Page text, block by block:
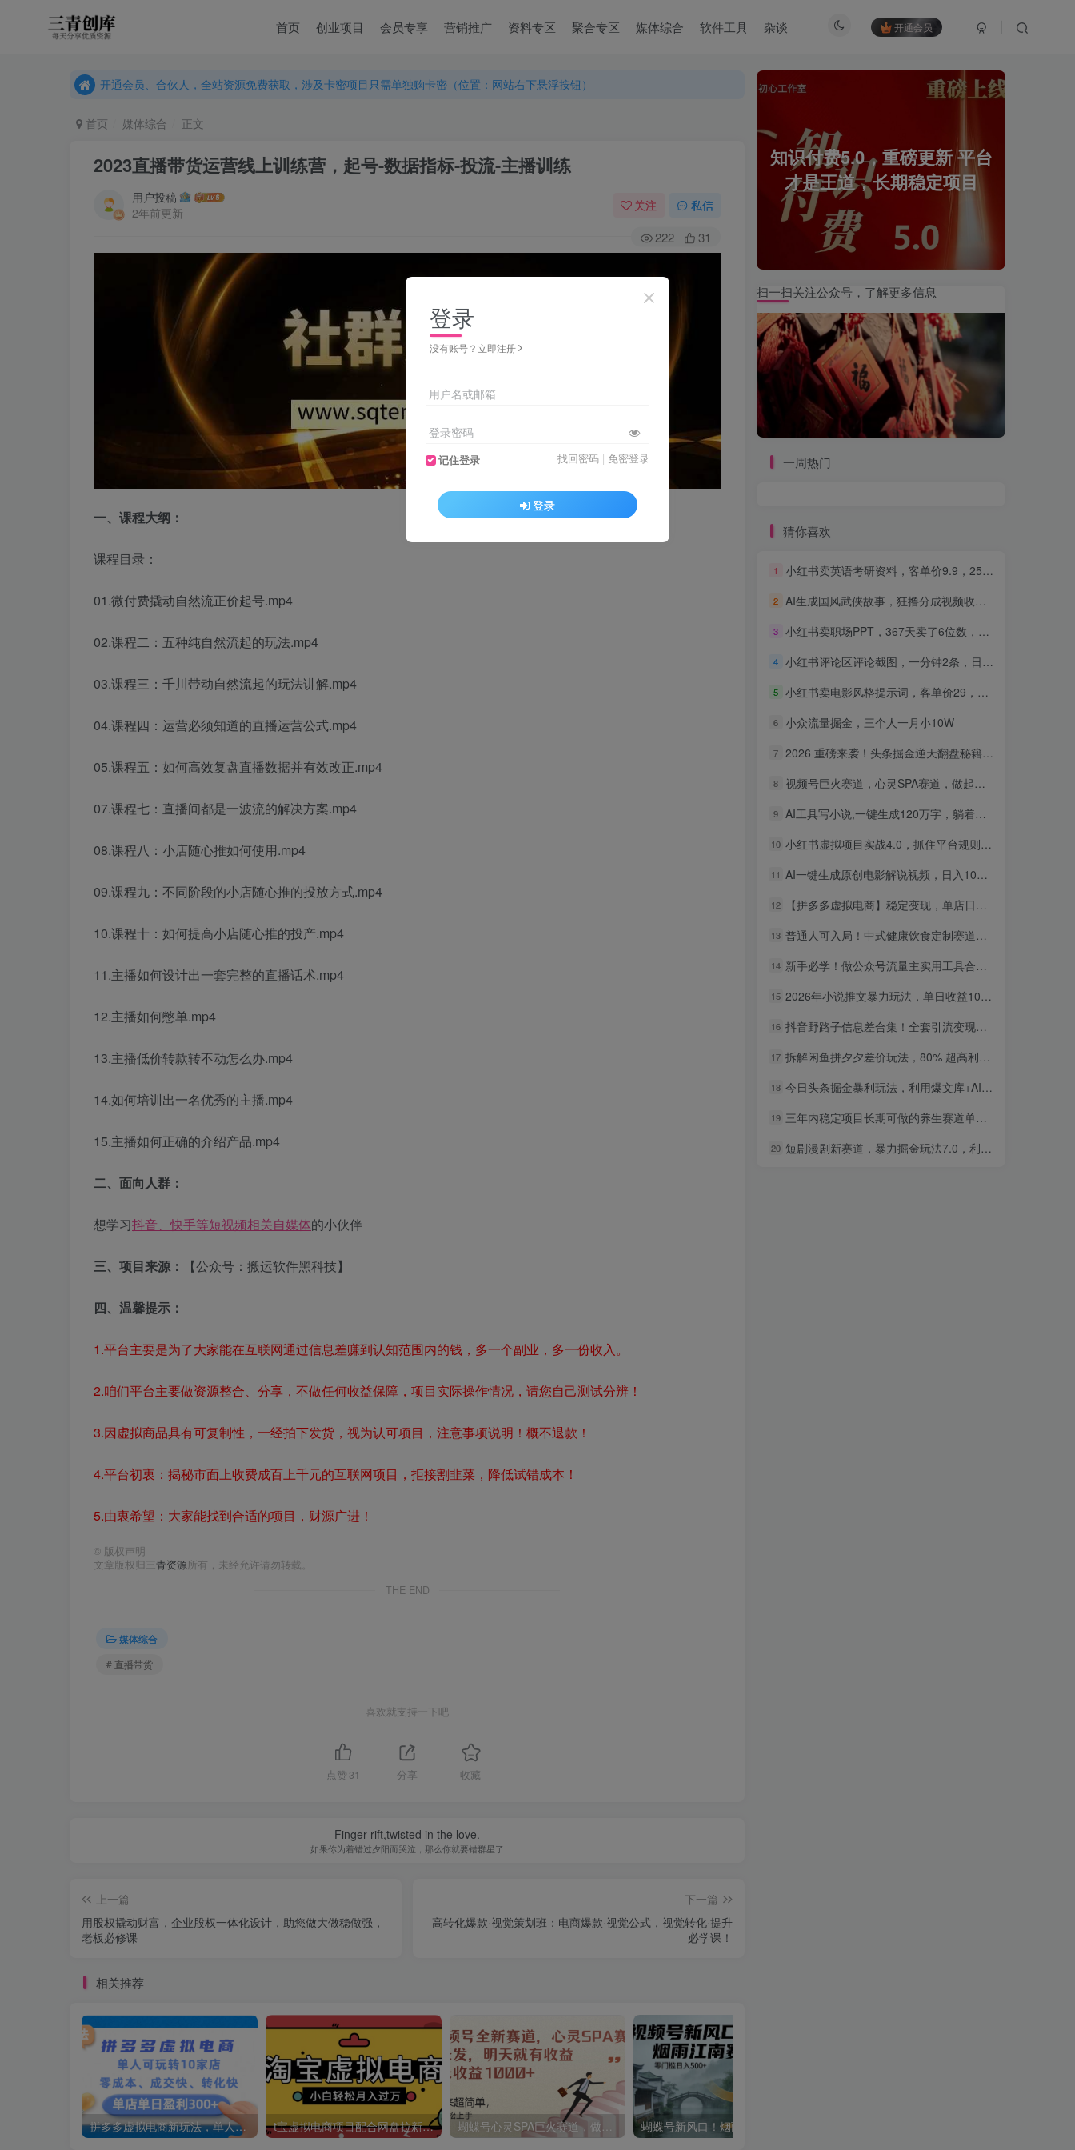
开通会员
首页 创业项目 会员专享 营销推广 资料专区 聚合专区 媒体综合 软件工具 杂谈
开通会员、合伙人，全站资源免费获取，涉及卡密项目只需单独购卡密（位置：网站右下悬浮按钮）
开通会员、合伙人，全站资源免费获取，涉及卡密项目只需单独购卡密（位置：网站右下悬浮按钮）
首页 媒体综合 正文
2023直播带货运营线上训练营，起号-数据指标-投流-主播训练
用户投稿
2年前更新
关注 私信
222 31
一、课程大纲：
课程目录：
01.微付费撬动自然流正价起号.mp4
02.课程二：五种纯自然流起的玩法.mp4
03.课程三：千川带动自然流起的玩法讲解.mp4
04.课程四：运营必须知道的直播运营公式.mp4
05.课程五：如何高效复盘直播数据并有效改正.mp4
07.课程七：直播间都是一波流的解决方案.mp4
08.课程八：小店随心推如何使用.mp4
09.课程九：不同阶段的小店随心推的投放方式.mp4
10.课程十：如何提高小店随心推的投产.mp4
11.主播如何设计出一套完整的直播话术.mp4
12.主播如何憋单.mp4
13.主播低价转款转不动怎么办.mp4
14.如何培训出一名优秀的主播.mp4
15.主播如何正确的介绍产品.mp4
二、面向人群：
想学习抖音、快手等短视频相关自媒体的小伙伴
三、项目来源： 【公众号：搬运软件黑科技】
四、温馨提示：
1.平台主要是为了大家能在互联网通过信息差赚到认知范围内的钱，多一个副业，多一份收入。
2.咱们平台主要做资源整合、分享，不做任何收益保障，项目实际操作情况，请您自己测试分辨！
3.因虚拟商品具有可复制性，一经拍下发货，视为认可项目，注意事项说明！概不退款！
4.平台初衷：揭秘市面上收费成百上千元的互联网项目，拒接割韭菜，降低试错成本！
5.由衷希望：大家能找到合适的项目，财源广进！
© 版权声明
文章版权归三青资源所有，未经允许请勿转载。
THE END
媒体综合
# 直播带货
喜欢就支持一下吧
点赞 31 分享 收藏
Finger rift,twisted in the love.
如果你为着错过夕阳而哭泣，那么你就要错群星了
上一篇
用股权撬动财富，企业股权一体化设计，助您做大做稳做强，
老板必修课
下一篇
高转化爆款·视觉策划班：电商爆款·视觉公式，视觉转化·提升
必学课！
相关推荐
拼多多虚拟电商新玩法，单人可玩转10家店，零成本、成交快、转化快，号称单店单日可盈利300+ t宝虚拟电商项目配合网盘拉新玩法，号称新手小白轻松月入过万，外面收费1980的项目！ 蝴蝶号心灵SPA巨火赛道，做起来超简单，号称每天收益800+
知识付费5.0，重磅更新 平台
才是王道，长期稳定项目
扫一扫关注公众号，了解更多信息
一周热门
猜你喜欢
1 小红书卖英语考研资料，客单价9.9，250天卖了16w!
2 AI生成国风武侠故事，狂撸分成视频收益，轻松日入1000+【可多平台分发】！
3 小红书卖职场PPT，367天卖了6位数，从0-1全流程讲解
4 小红书评论区评论截图，一分钟2条，日入几千，多劳多得!
5 小红书卖电影风格提示词，客单价29，50多天卖了790单，小白直接抄作业！
6 小众流量掘金，三个人一月小10W
7 2026 重磅来袭！头条掘金逆天翻盘秘籍，AI 一键打造爆款内容，只需简单复制粘贴，日入 1000 + 轻松实现！
8 视频号巨火赛道，心灵SPA赛道，做起来超简单，每天收益800+！
9 AI工具写小说,一键生成120万字，躺着也能赚，月入2w+！
10 小红书虚拟项目实战4.0，抓住平台规则调整，单店日入500+！
11 AI一键生成原创电影解说视频，日入1000+！
12 【拼多多虚拟电商】稳定变现，单店日利润500+，软件挂机全自动发货，轻松实现月入1w+！
13 普通人可入局！中式健康饮食定制赛道，AI 十分钟做爆款，变现超给力
14 新手必学！做公众号流量主实用工具合集，从选题到变现，一篇搞定（新手必备）
15 2026年小说推文暴力玩法，单日收益1000+，小白看完即可上手
16 抖音野路子信息差合集！全套引流变现玩法，保姆级拆解
17 拆解闲鱼拼夕夕差价玩法，80% 超高利润，日入轻松过千
18 今日头条掘金暴利玩法，利用爆文库+AI辅助，轻松矩阵、当天起号，简单粗暴，日入1000+
19 三年内稳定项目长期可做的养生赛道单条视频收入2200
20 短剧漫剧新赛道，暴力掘金玩法7.0，利用最权威的去重技术，号称单日可收益最高1w+
登录
没有账号？立即注册
用户名或邮箱
登录密码
记住登录 找回密码 | 免密登录
登录